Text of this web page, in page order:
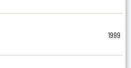
1999